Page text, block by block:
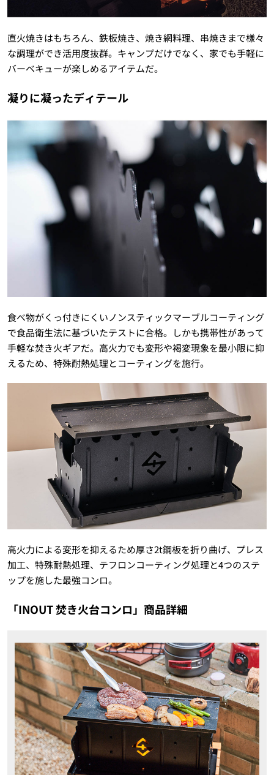
直火焼きはもちろん、鉄板焼き、焼き網料理、串焼きまで様々
な調理ができ活用度抜群。キャンプだけでなく、家でも手軽に
バーベキューが楽しめるアイテムだ。
凝りに凝ったディテール
食べ物がくっ付きにくいノンスティックマーブルコーティング
で食品衛生法に基づいたテストに合格。しかも携帯性があって
手軽な焚き火ギアだ。高火力でも変形や褐変現象を最小限に抑
えるため、特殊耐熱処理とコーティングを施行。
高火力による変形を抑えるため厚さ2t鋼板を折り曲げ、プレス
加工、特殊耐熱処理、テフロンコーティング処理と4つのステ
ップを施した最強コンロ。
「INOUT焚き火台コンロ」商品詳細